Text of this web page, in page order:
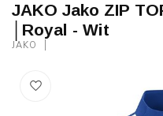
JAKO Jako ZIP
│Royal - Wit
JAKO